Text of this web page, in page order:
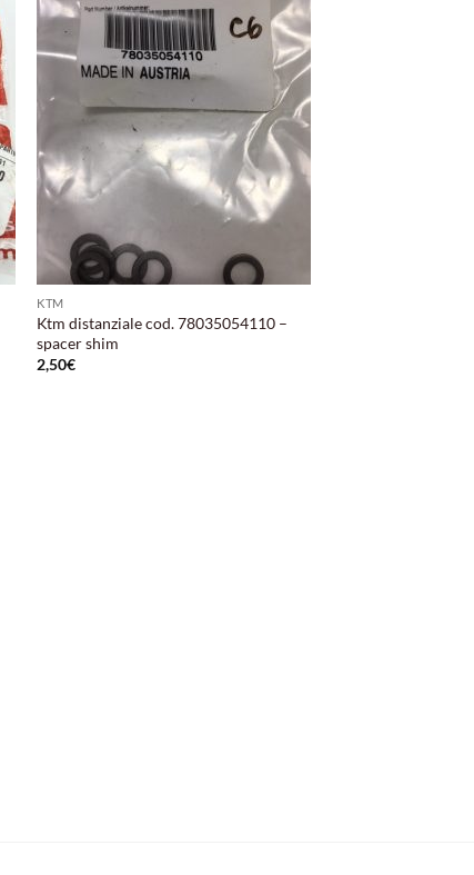
Aggiungi
alla lista
dei
desideri
KTM
Ktm distanziale cod. 78035054110 –
spacer shim
2,50€